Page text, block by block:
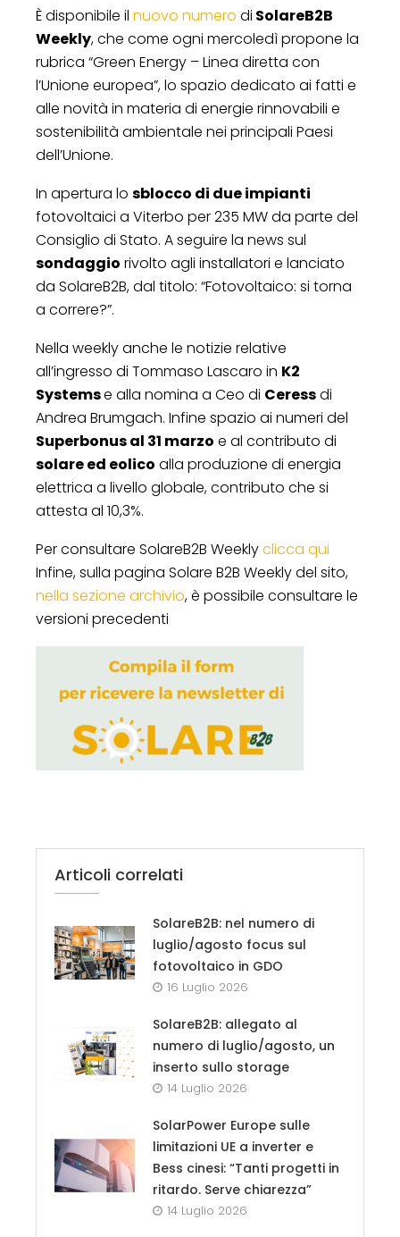
È disponibile il nuovo numero di SolareB2B
Weekly, che come ogni mercoledì propone la
rubrica “Green Energy – Linea diretta con
l’Unione europea”, lo spazio dedicato ai fatti e
alle novità in materia di energie rinnovabili e
sostenibilità ambientale nei principali Paesi
dell’Unione.
In apertura lo sblocco di due impianti
fotovoltaici a Viterbo per 235 MW da parte del
Consiglio di Stato. A seguire la news sul
sondaggio rivolto agli installatori e lanciato
da SolareB2B, dal titolo: “Fotovoltaico: si torna
a correre?”.
Nella weekly anche le notizie relative
all’ingresso di Tommaso Lascaro in K2
Systemse alla nomina a Ceo di Ceressdi
Andrea Brumgach. Infine spazio ai numeri del
Superbonus al 31 marzo e al contributo di
solare ed eolico alla produzione di energia
elettrica a livello globale, contributo che si
attesta al 10,3%.
Per consultare SolareB2B Weeklyclicca qui
Infine, sulla pagina Solare B2B Weekly del sito,
nella sezione archivio, è possibile consultare le
versioni precedenti
Articoli correlati
SolareB2B: nel numero di
luglio/agosto focus sul
fotovoltaico in GDO
16 Luglio 2026
SolareB2B: allegato al
numero di luglio/agosto, un
inserto sullo storage
14 Luglio 2026
SolarPower Europe sulle
limitazioni UE a inverter e
Bess cinesi: “Tanti progetti in
ritardo. Serve chiarezza”
14 Luglio 2026